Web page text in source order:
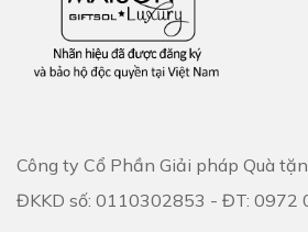
Công ty Cổ Phần Giải pháp Quà
ĐKKD số: 0110302853 - ĐT: 0972